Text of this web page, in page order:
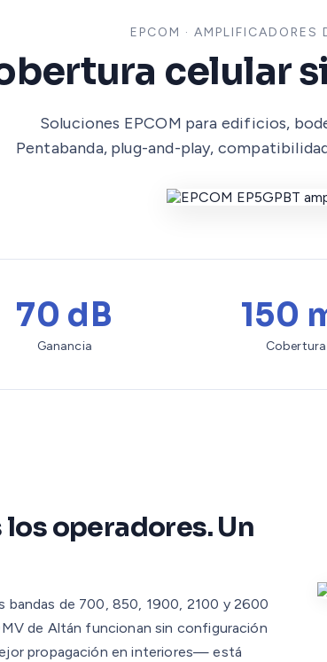
EPCOM · AMPLIFICADORES
celular
Soluciones EPCOM para edificios,
Pentabanda, plug-and-play,
70 dB
Ganancia
150
Cobertura
operadores. Un
bandas de 700, 850, 1900, 2100 y 2600
de Altán funcionan sin configuración
propagación en interiores— está